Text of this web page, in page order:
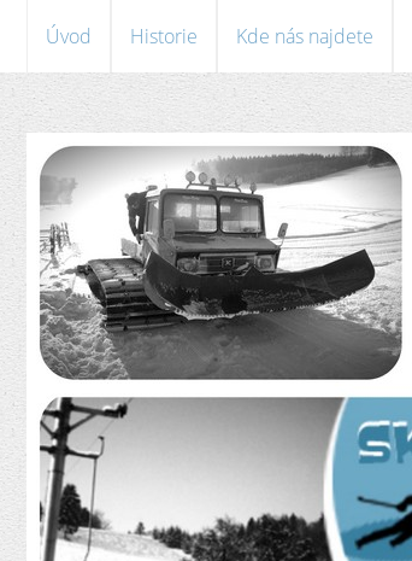
Úvod Historie Kde nás najdete